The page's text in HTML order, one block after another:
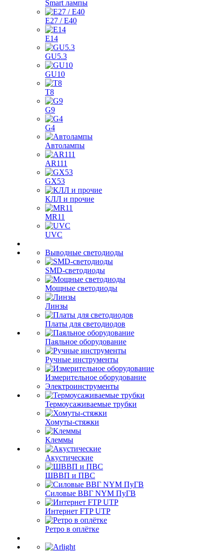
Smart лампы
E27 / E40
E14
GU5.3
GU10
T8
G9
G4
Автолампы
AR111
GX53
КЛЛ и прочие
MR11
UVC
Выводные светодиоды
SMD-светодиоды
Мощные светодиоды
Линзы
Платы для светодиодов
Паяльное оборудование
Ручные инструменты
Измерительное оборудование
Электроинструменты
Термоусаживаемые трубки
Хомуты-стяжки
Клеммы
Акустические
ШВВП и ПВС
Силовые ВВГ NYM ПуГВ
Интернет FTP UTP
Ретро в оплётке